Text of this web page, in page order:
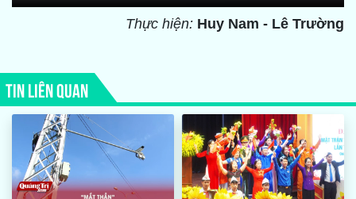
Thực hiện: Huy Nam - Lê Trường
TIN LIÊN QUAN